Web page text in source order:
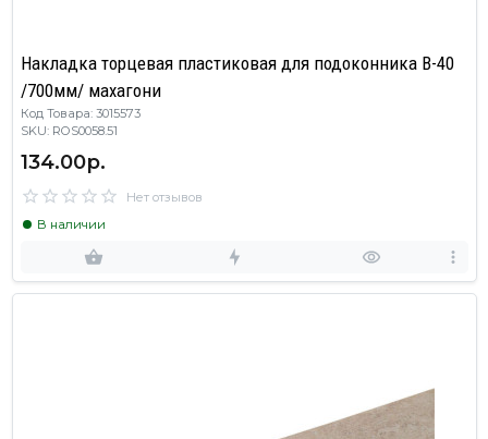
Накладка торцевая пластиковая для подоконника В-40
/700мм/ махагони
Код Товара: 3015573
SKU: ROS0058.51
134.00р.
Нет отзывов
В наличии